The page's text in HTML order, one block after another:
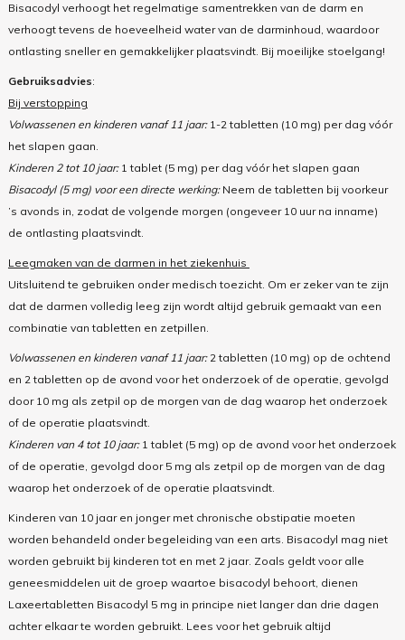
Bisacodyl verhoogt het regelmatige samentrekken van de darm en
verhoogt tevens de hoeveelheid water van de darminhoud, waardoor
ontlasting sneller en gemakkelijker plaatsvindt. Bij moeilijke stoelgang!
Gebruiksadvies:
Bij verstopping
Volwassenen en kinderen vanaf 11 jaar:1-2 tabletten (10 mg) per dag vóór
het slapen gaan.
Kinderen 2 tot 10 jaar:1 tablet (5 mg) per dag vóór het slapen gaan
Bisacodyl (5 mg) voor een directe werking:Neem de tabletten bij voorkeur
’s avonds in, zodat de volgende morgen (ongeveer 10 uur na inname)
de ontlasting plaatsvindt.
Leegmaken van de darmen in het ziekenhuis
Uitsluitend te gebruiken onder medisch toezicht. Om er zeker van te zijn
dat de darmen volledig leeg zijn wordt altijd gebruik gemaakt van een
combinatie van tabletten en zetpillen.
Volwassenen en kinderen vanaf 11 jaar:2 tabletten (10 mg) op de ochtend
en 2 tabletten op de avond voor het onderzoek of de operatie, gevolgd
door 10 mg als zetpil op de morgen van de dag waarop het onderzoek
of de operatie plaatsvindt.
Kinderen van 4 tot 10 jaar:1 tablet (5 mg) op de avond voor het onderzoek
of de operatie, gevolgd door 5 mg als zetpil op de morgen van de dag
waarop het onderzoek of de operatie plaatsvindt.
Kinderen van 10 jaar en jonger met chronische obstipatie moeten
worden behandeld onder begeleiding van een arts. Bisacodyl mag niet
worden gebruikt bij kinderen tot en met 2 jaar. Zoals geldt voor alle
geneesmiddelen uit de groep waartoe bisacodyl behoort, dienen
Laxeertabletten Bisacodyl 5 mg in principe niet langer dan drie dagen
achter elkaar te worden gebruikt. Lees voor het gebruik altijd